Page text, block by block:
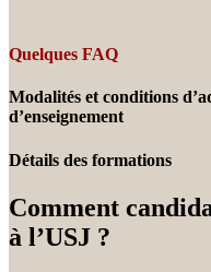
Quelques FAQ
Modalités et conditions
d’enseignement
Détails des formations
Comment
à l’USJ ?